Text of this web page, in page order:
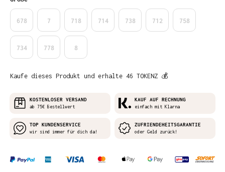
678 7 718 714 738 712 758
734 778 8
Kaufe dieses Produkt und erhalte 46 TOKENZ 💰
KOSTENLOSER VERSAND
ab 75€ Bestellwert
KAUF AUF RECHNUNG
einfach mit Klarna
TOP KUNDENSERVICE
wir sind immer für dich da!
ZUFRIENDEHEITSGARANTIE
oder Geld zurück!